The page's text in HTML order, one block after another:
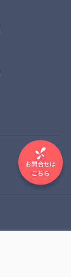
お問合せは
こちら